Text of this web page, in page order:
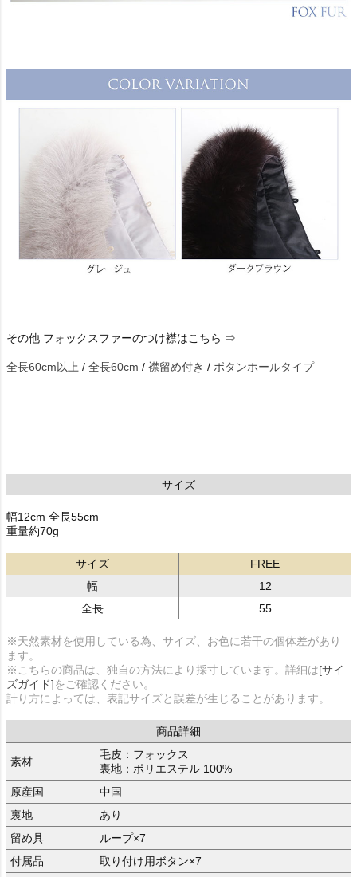
その他 フォックスファーのつけ襟はこちら ⇒
全長60cm以上 / 全長60cm / 襟留め付き / ボタンホールタイプ
サイズ
幅12cm 全長55cm
重量約70g
サイズ
FREE
幅
12
全長
55
※天然素材を使用している為、サイズ、お色に若干の個体差があり
ます。
※こちらの商品は、独自の方法により採寸しています。詳細は[サイ
ズガイド]をご確認ください。
計り方によっては、表記サイズと誤差が生じることがあります。
商品詳細
素材
毛皮：フォックス
裏地：ポリエステル 100%
原産国
中国
裏地
あり
留め具
ループ×7
付属品
取り付け用ボタン×7